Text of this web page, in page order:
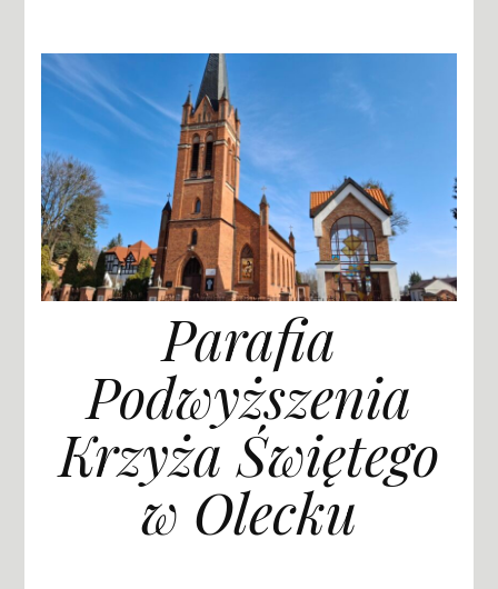
Parafia
Podwyższenia
Krzyża Świętego
w Olecku